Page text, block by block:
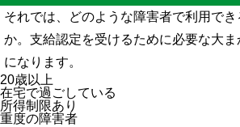
それでは、どのような障害者で利用でき
か。支給認定を受けるために必要な大
になります。
20歳以上
在宅で過ごしている
所得制限あり
重度の障害者